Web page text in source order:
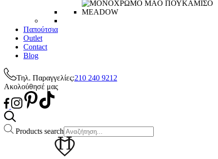
Παπούτσια
Outlet
Contact
Blog
Τηλ. Παραγγελίες:210 240 9212
Ακολούθησέ μας
Products search